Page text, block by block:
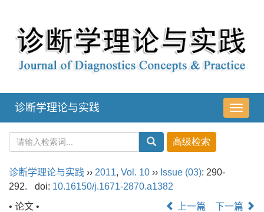
导
航
诊断学理论与实践
诊断学理论与实践 ›› 2011, Vol. 10 ›› Issue (03): 290-
292.
doi: 10.16150/j.1671-2870.a1382
• 论文 •
上一篇 下一篇